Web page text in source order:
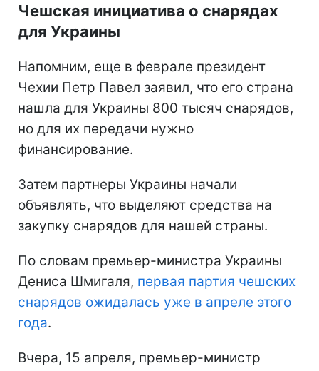
Чешская инициатива о снарядах
для Украины
Напомним, еще в феврале президент
Чехии Петр Павел заявил, что его страна
нашла для Украины 800 тысяч снарядов,
но для их передачи нужно
финансирование.
Затем партнеры Украины начали
объявлять, что выделяют средства на
закупку снарядов для нашей страны.
По словам премьер-министра Украины
Дениса Шмигаля, первая партия чешских
снарядов ожидалась уже в апреле этого
года.
Вчера, 15 апреля, премьер-министр